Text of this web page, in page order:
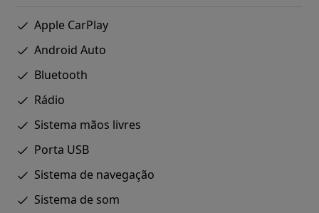
Apple CarPlay
Android Auto
Bluetooth
Rádio
Sistema mãos livres
Porta USB
Sistema de navegação
Sistema de som